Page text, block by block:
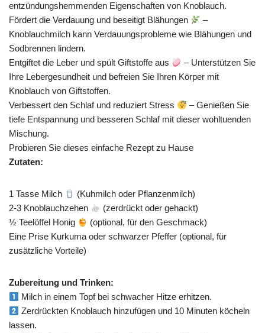
entzündungshemmenden Eigenschaften von Knoblauch.
Fördert die Verdauung und beseitigt Blähungen
–
Knoblauchmilch kann Verdauungsprobleme wie Blähungen und
Sodbrennen lindern.
Entgiftet die Leber und spült Giftstoffe aus
– Unterstützen Sie
Ihre Lebergesundheit und befreien Sie Ihren Körper mit
Knoblauch von Giftstoffen.
Verbessert den Schlaf und reduziert Stress
– Genießen Sie
tiefe Entspannung und besseren Schlaf mit dieser wohltuenden
Mischung.
Probieren Sie dieses einfache Rezept zu Hause
Zutaten:
1 Tasse Milch
(Kuhmilch oder Pflanzenmilch)
2-3 Knoblauchzehen
(zerdrückt oder gehackt)
½ Teelöffel Honig
(optional, für den Geschmack)
Eine Prise Kurkuma oder schwarzer Pfeffer (optional, für
zusätzliche Vorteile)
Zubereitung und Trinken:
Milch in einem Topf bei schwacher Hitze erhitzen.
Zerdrückten Knoblauch hinzufügen und 10 Minuten köcheln
lassen.